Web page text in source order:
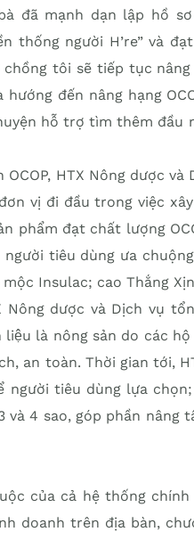
đã mạnh dạn lập hồ
thống người H’re” và
chồng tôi sẽ tiếp tục
đến nâng hạng
hỗ trợ tìm thêm đầu
HTX Nông dược và
vị đi đầu trong việc
phẩm đạt chất lượng
tiêu dùng ưa
Insulac; cao Thắng
dược và Dịch vụ
liệu là nông sản do các
an toàn. Thời gian tới,
người tiêu dùng lựa
và 4 sao, góp phần nâng
của cả hệ thống
doanh trên địa bàn,